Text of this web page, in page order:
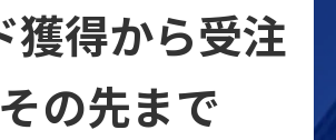
獲得から受注
の先まで